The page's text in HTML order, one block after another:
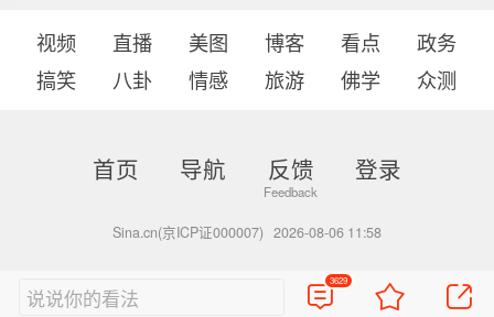
视频 直播 美图 博客 看点
政务
搞笑
八卦 情感 旅游 佛学 众测
首页 导航 反馈 登录
Sina.cn(京ICP证000007) 2026-08-06 11:58
说说你的看法
3629